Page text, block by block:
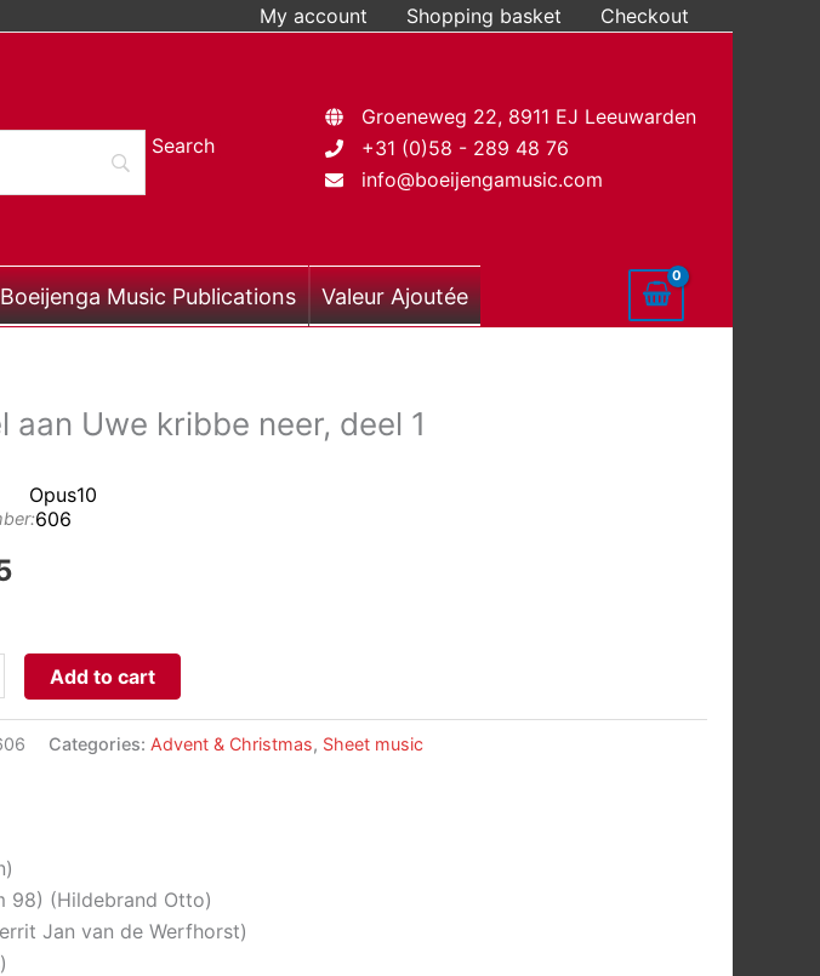
My account Shopping basket Checkout
Groeneweg 22, 8911 EJ Leeuwarden
+31 (0)58 - 289 48 76
info@boeijengamusic.com
Boeijenga Music Publications Valeur Ajoutée
aan Uwe kribbe neer, deel 1
Opus10
606
Add to cart
Categories: Advent & Christmas, Sheet music
98) (Hildebrand Otto)
Jan van de Werfhorst)